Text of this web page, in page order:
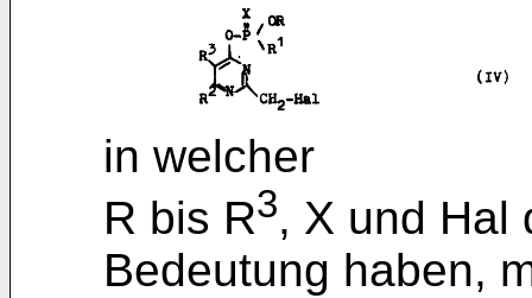
in welcher
R bis R3, X und Hal
Bedeutung haben,